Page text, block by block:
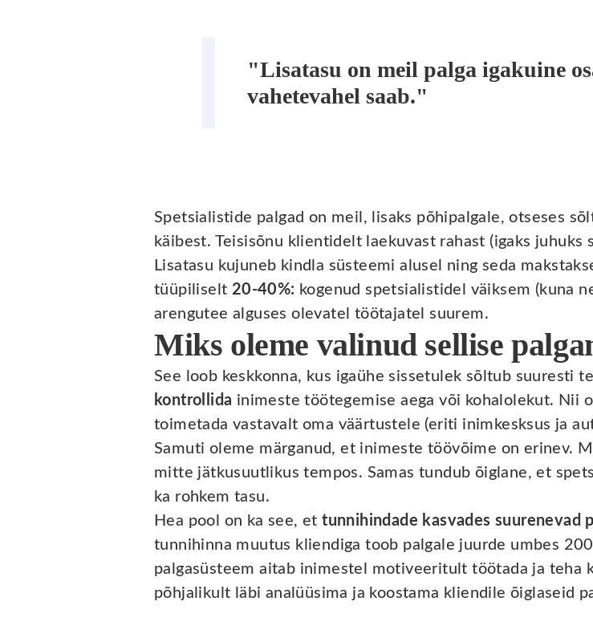
"Lisatasu on meil palga igakuine
vahetevahel saab."
Spetsialistide palgad on meil, lisaks põhipalgale, otseses
käibest. Teisisõnu klientidelt laekuvast rahast (igaks
Lisatasu kujuneb kindla süsteemi alusel ning seda
tüüpiliselt 20-40%: kogenud spetsialistidel väiksem (kuna
arengutee alguses olevatel töötajatel suurem.
Miks oleme valinud sellise
See loob keskkonna, kus igaühe sissetulek sõltub suuresti
kontrollida inimeste töötegemise aega või kohalolekut. Nii
toimetada vastavalt oma väärtustele (eriti inimkesksus ja
Samuti oleme märganud, et inimeste töövõime on erinev.
mitte jätkusuutlikus tempos. Samas tundub õiglane, et
ka rohkem tasu.
Hea pool on ka see, ettunnihindade kasvades suurenevad
tunnihinna muutus kliendiga toob palgale juurde umbes
palgasüsteem aitab inimestel motiveeritult töötada ja teha
põhjalikult läbi analüüsima ja koostama kliendile õiglaseid